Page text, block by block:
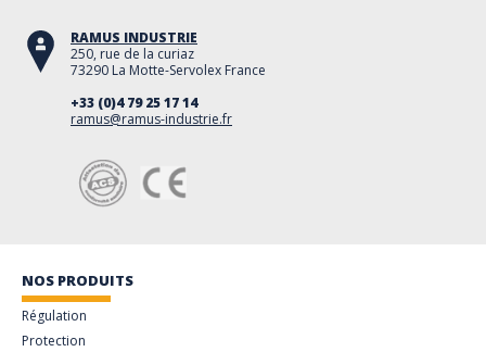
RAMUS INDUSTRIE
250, rue de la curiaz
73290 La Motte-Servolex France
+33 (0)4 79 25 17 14
ramus@ramus-industrie.fr
NOS PRODUITS
Régulation
Protection